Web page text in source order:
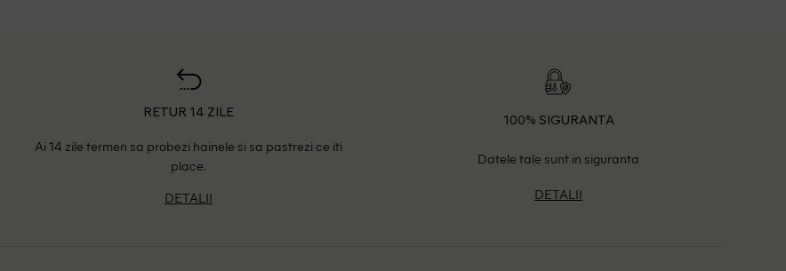
RETUR 14 ZILE
Ai 14 zile termen sa probezi hainele si sa pastrezi ce iti
place.
DETALII
100% SIGURANTA
Datele tale sunt in siguranta
DETALII